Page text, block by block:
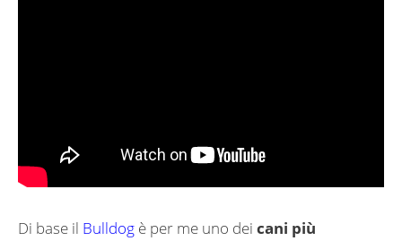
Di base il Bulldog è per me uno dei cani più